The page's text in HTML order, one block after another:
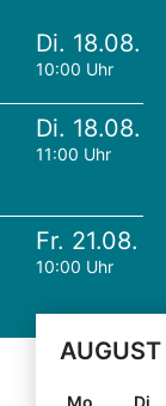
Di. 18.08.
10:00 Uhr
Di. 18.08.
11:00 Uhr
Fr. 21.08.
10:00 Uhr
AUGUST
Mo Di